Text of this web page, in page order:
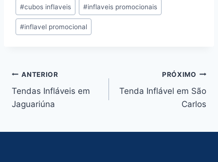
Post:
#cubos inflaveis #inflaveis promocionais
#inflavel promocional
Navegação
de
ANTERIOR
Tendas Infláveis em
Jaguariúna
PRÓXIMO
Tenda Inflável em São
Carlos